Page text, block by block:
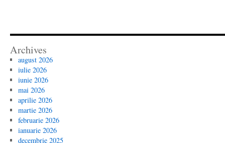
Archives
august 2026
iulie 2026
iunie 2026
mai 2026
aprilie 2026
martie 2026
februarie 2026
ianuarie 2026
decembrie 2025